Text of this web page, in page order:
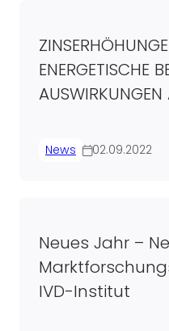
ENERGETISCHE
AUSWIRKUNGEN
News 02.09.2022
Neues Jahr –
IVD-Institut